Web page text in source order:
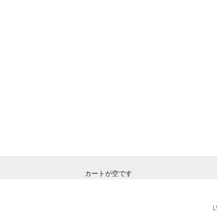
カートが空です